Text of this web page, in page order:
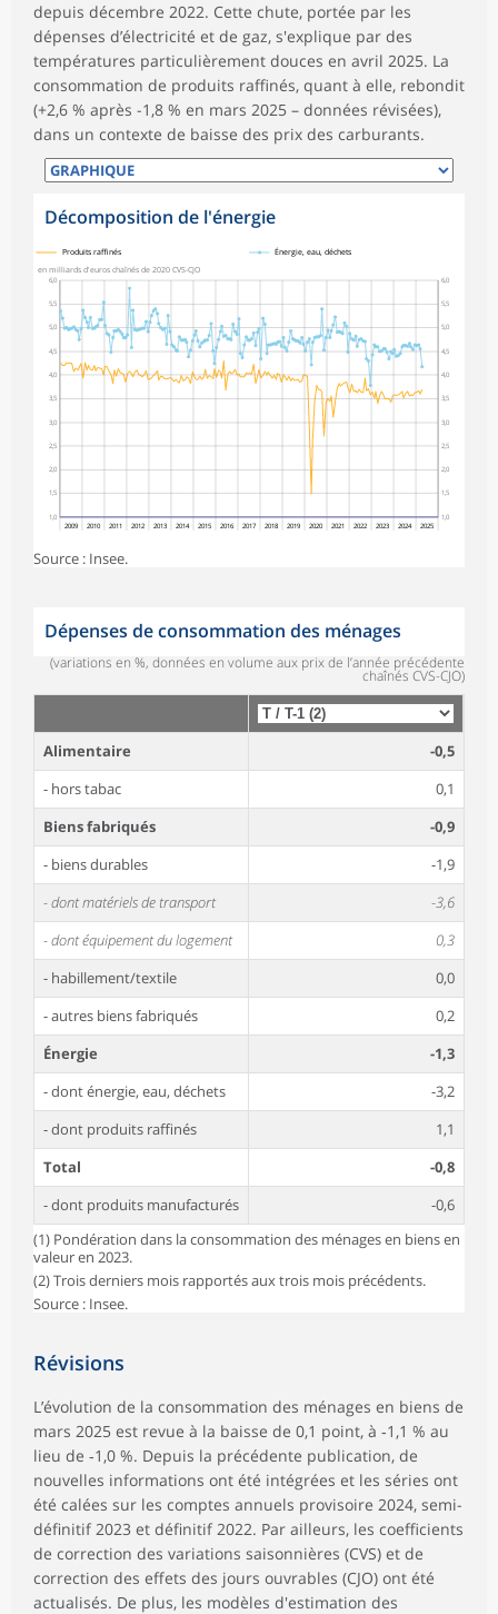
depuis décembre 2022. Cette chute, portée par les
dépenses d’électricité et de gaz, s'explique par des
températures particulièrement douces en avril 2025. La
consommation de produits raffinés, quant à elle, rebondit
(+2,6 % après -1,8 % en mars 2025 – données révisées),
dans un contexte de baisse des prix des carburants.
Décomposition de l'énergie
1,0
1,5
2,0
2,5
3,0
3,5
4,0
4,5
5,0
5,5
6,0
1,0
1,5
2,0
2,5
3,0
3,5
4,0
4,5
5,0
5,5
6,0
en milliards d'euros chaînés de 2020 CVS-CJO
2009 2010 2011 2012 2013 2014 2015 2016 2017 2018 2019 2020 2021 2022 2023 2024 2025
Produits raffinés Énergie, eau, déchets
Source : Insee.
Dépenses de consommation des ménages
(variations en %, données en volume aux prix de l’année précédente
chaînés CVS-CJO)
Alimentaire
-0,5
- hors tabac
0,1
Biens fabriqués
-0,9
- biens durables
-1,9
- dont matériels de transport
-3,6
- dont équipement du logement
0,3
- habillement/textile
0,0
- autres biens fabriqués
0,2
Énergie
-1,3
- dont énergie, eau, déchets
-3,2
- dont produits raffinés
1,1
Total
-0,8
- dont produits manufacturés
-0,6
(1) Pondération dans la consommation des ménages en biens en
valeur en 2023.
(2) Trois derniers mois rapportés aux trois mois précédents.
Source : Insee.
Révisions
L’évolution de la consommation des ménages en biens de
mars 2025 est revue à la baisse de 0,1 point, à ‑1,1 % au
lieu de ‑1,0 %. Depuis la précédente publication, de
nouvelles informations ont été intégrées et les séries ont
été calées sur les comptes annuels provisoire 2024, semi-
définitif 2023 et définitif 2022. Par ailleurs, les coefficients
de correction des variations saisonnières (CVS) et de
correction des effets des jours ouvrables (CJO) ont été
actualisés. De plus, les modèles d'estimation des